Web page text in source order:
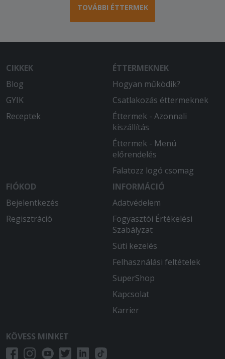
Minden rendben volt a rendeléssel, a
A legjobbak. Kiváló minőségű pizza,
elegendő feltét, nagyon finom!
Értem én, hogy hóhelyzet van, de a
rendeléstől számított néhány perc
hijján kettő óra alatt ért ide a majdnem
hideg, félis sült pizza. A saláta
kifogástalan volt.
Nagyon finom pizzát küldtetek, a
legjobbak vagytok Miskolcon!
Szokásosan tökéletes.
is gyors volt!
TOVÁBBI ÉTTERMEK
CIKKEK
Blog
GYIK
Receptek
ÉTTERMEKNEK
Hogyan működik?
Csatlakozás éttermeknek
Éttermek - Azonnali
kiszállítás
Éttermek - Menü
előrendelés
Falatozz logó csomag
FIÓKOD
Bejelentkezés
Regisztráció
INFORMÁCIÓ
Adatvédelem
Fogyasztói Értékelési
Szabályzat
Süti kezelés
Felhasználási feltételek
SuperShop
Kapcsolat
Karrier
KÖVESS MINKET